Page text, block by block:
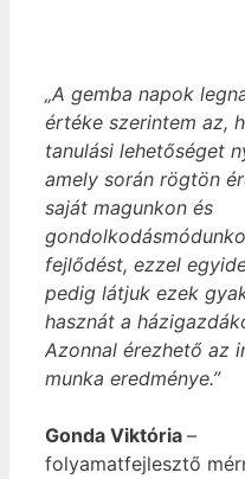
„A gemba napok
értéke szerintem az,
tanulási lehetőséget
amely során rögtön
saját magunkon és
fejlődést, ezzel
pedig látjuk ezek
hasznát a
Azonnal érezhető az
munka eredménye.”
Gonda Viktória –
folyamatfejlesztő